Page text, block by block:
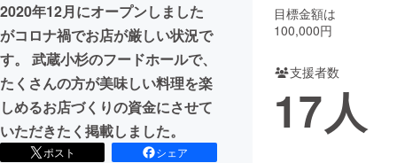
CAMPFIREふるさと納税
コミュニティ
2020年12月にオープンしました
がコロナ禍でお店が厳しい状況で
す。 武蔵小杉のフードホールで、
たくさんの方が美味しい料理を楽
しめるお店づくりの資金にさせて
いただきたく掲載しました。
ポスト
シェア
目標金額は
100,000円
支援者数
17人